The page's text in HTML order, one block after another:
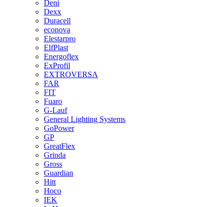
Deni
Dexx
Duracell
econova
Elestarpro
ElfPlast
Energoflex
ExProfil
EXTROVERSA
FAR
FIT
Fuaro
G-Lauf
General Lighting Systems
GoPower
GP
GreatFlex
Grinda
Gross
Guardian
Hitt
Hoco
IEK